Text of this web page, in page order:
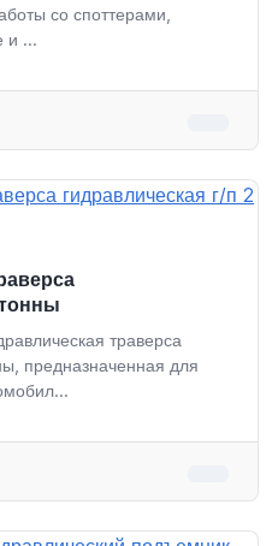
со споттерами,
и ...
траверса
предназначенная для